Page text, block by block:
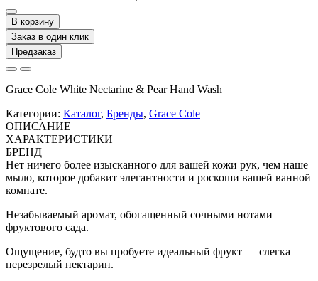
В корзину
Заказ в один клик
Предзаказ
Grace Cole White Nectarine & Pear Hand Wash
Категории: Каталог, Бренды, Grace Cole
ОПИСАНИЕ
ХАРАКТЕРИСТИКИ
БРЕНД
Нет ничего более изысканного для вашей кожи рук, чем наше
мыло, которое добавит элегантности и роскоши вашей ванной
комнате.
Незабываемый аромат, обогащенный сочными нотами
фруктового сада.
Ощущение, будто вы пробуете идеальный фрукт — слегка
перезрелый нектарин.